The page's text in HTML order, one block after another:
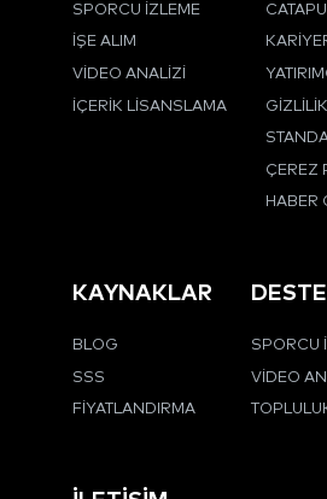
SPORCU İZLEME
İŞE ALIM
VIDEO ANALIZI
İÇERIK LISANSLAMA
ÇEREZ
HABER
KAYNAKLAR
BLOG
SSS
FIYATLANDIRMA
SPORCU
VIDEO